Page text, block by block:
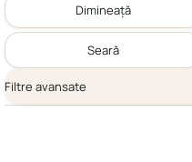
Dimineață
Seară
Filtre avansate